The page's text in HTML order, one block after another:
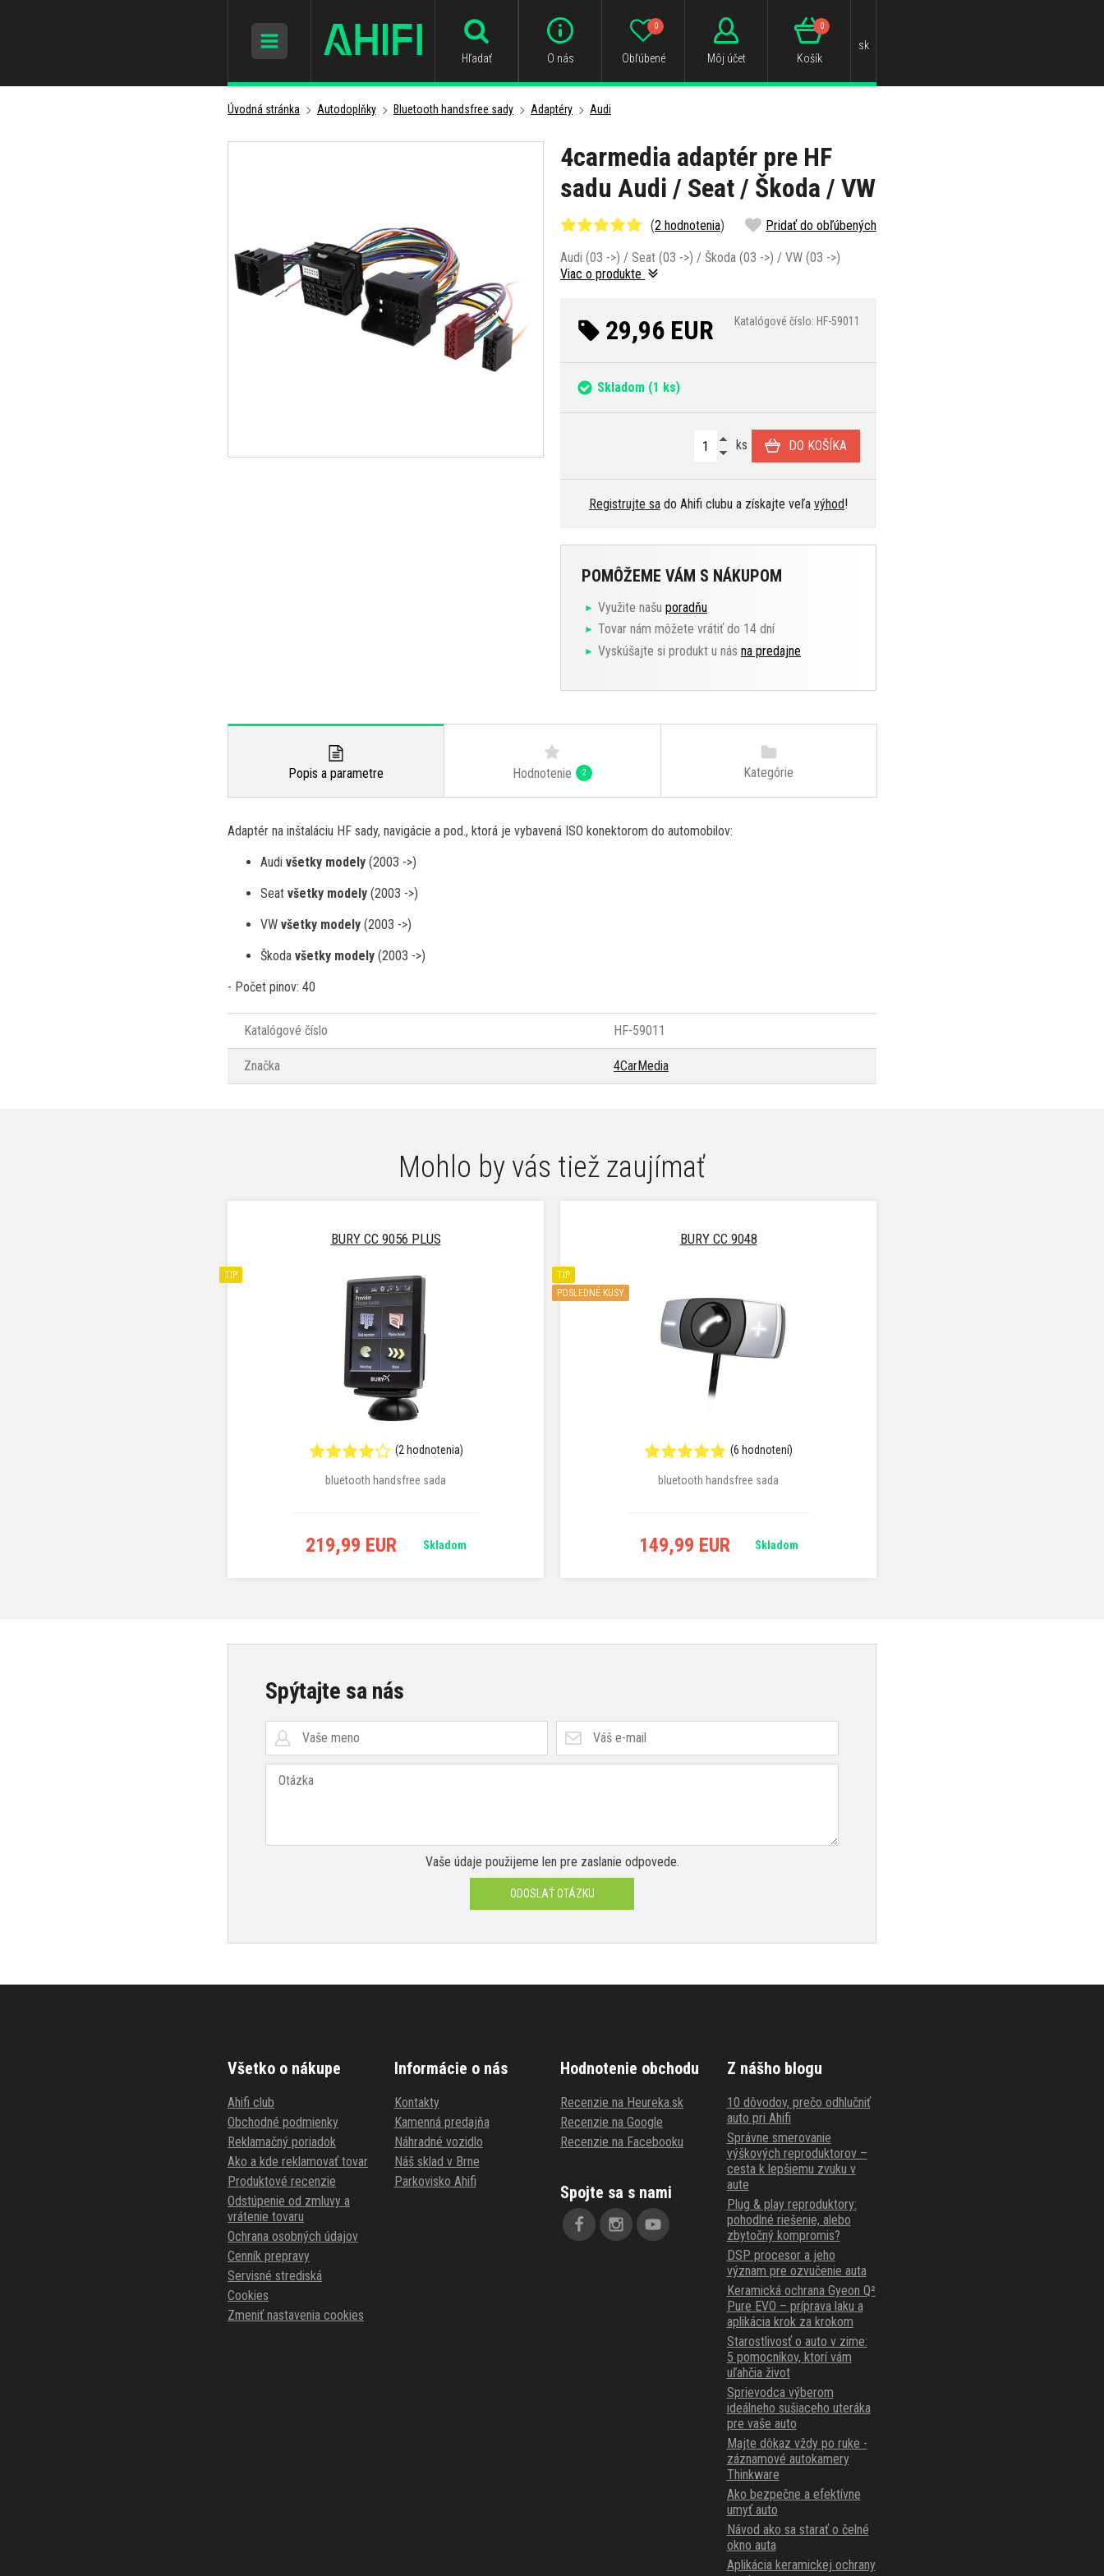
Hľadať O nás Obľúbené
0
Môj účet Košík
0
sk
Úvodná stránka Autodoplňky Bluetooth handsfree sady Adaptéry Audi
4carmedia adaptér pre HF
sadu Audi / Seat / Škoda / VW
(2 hodnotenia) Pridať do obľúbených
Audi (03 ->) / Seat (03 ->) / Škoda (03 ->) / VW (03 ->)
Viac o produkte
29,96 EUR Katalógové číslo: HF-59011
Skladom (1 ks)
ks DO KOŠÍKA
Registrujte sa do Ahifi clubu a získajte veľa výhod!
POMÔŽEME VÁM S NÁKUPOM
Využite našu poradňu
Tovar nám môžete vrátiť do 14 dní
Vyskúšajte si produkt u nás na predajne
Popis a parametre Hodnotenie 2 Kategórie
Adaptér na inštaláciu HF sady, navigácie a pod., ktorá je vybavená ISO konektorom do automobilov:
Audi všetky modely (2003 ->)
Seat všetky modely (2003 ->)
VW všetky modely (2003 ->)
Škoda všetky modely (2003 ->)
- Počet pinov: 40
Katalógové číslo HF-59011
Značka 4CarMedia
Mohlo by vás tiež zaujímať
BURY CC 9056 PLUS
TIP
(2 hodnotenia)
bluetooth handsfree sada
219,99 EUR Skladom
BURY CC 9048
TIP
POSLEDNÉ KUSY
(6 hodnotení)
bluetooth handsfree sada
149,99 EUR Skladom
Spýtajte sa nás
Vaše údaje použijeme len pre zaslanie odpovede.
ODOSLAŤ OTÁZKU
Všetko o nákupe
Ahifi club
Obchodné podmienky
Reklamačný poriadok
Ako a kde reklamovať tovar
Produktové recenzie
Odstúpenie od zmluvy a
vrátenie tovaru
Ochrana osobných údajov
Cenník prepravy
Servisné strediská
Cookies
Zmeniť nastavenia cookies
Informácie o nás
Kontakty
Kamenná predajňa
Náhradné vozidlo
Náš sklad v Brne
Parkovisko Ahifi
Hodnotenie obchodu
Recenzie na Heureka.sk
Recenzie na Google
Recenzie na Facebooku
Spojte sa s nami
Z nášho blogu
10 dôvodov, prečo odhlučniť
auto pri Ahifi
Správne smerovanie
výškových reproduktorov –
cesta k lepšiemu zvuku v
aute
Plug & play reproduktory:
pohodlné riešenie, alebo
zbytočný kompromis?
DSP procesor a jeho
význam pre ozvučenie auta
Keramická ochrana Gyeon Q²
Pure EVO – príprava laku a
aplikácia krok za krokom
Starostlivosť o auto v zime:
5 pomocníkov, ktorí vám
uľahčia život
Sprievodca výberom
ideálneho sušiaceho uteráka
pre vaše auto
Majte dôkaz vždy po ruke -
záznamové autokamery
Thinkware
Ako bezpečne a efektívne
umyť auto
Návod ako sa starať o čelné
okno auta
Aplikácia keramickej ochrany